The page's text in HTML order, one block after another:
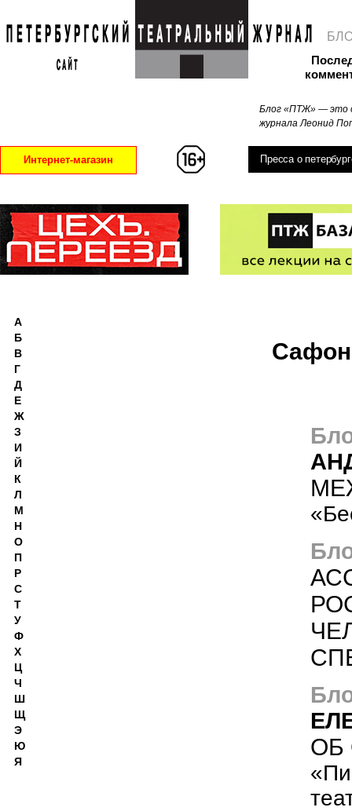
Блог «ПТЖ» — это
журнала Леонид
Интернет-магазин Пресса о
ОБ
А
Б
В
Г
Д
Е
Ж
З
И
Й
К
Л
М
Н
О
П
Р
С
Т
У
Ф
Х
Ц
Ч
Ш
Щ
Э
Ю
Я